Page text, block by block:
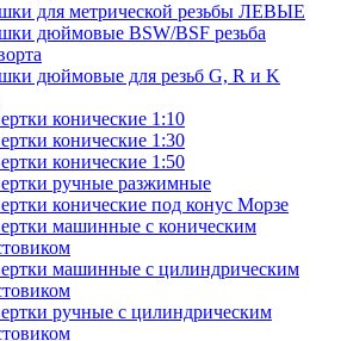
для метрической резьбы ЛЕВЫЕ
дюймовые BSW/BSF резьба
дюймовые для резьб G, R и K
конические 1:10
конические 1:30
конические 1:50
ручные разжимные
конические под конус Морзе
машинные с коническим
машинные с цилиндрическим
ручные с цилиндрическим